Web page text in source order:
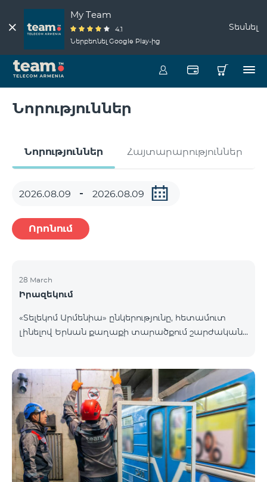
My Team
4.1
Ներբեռնել Google Play-ից
Տեսնել
Նորություններ
Նորություններ Հայտարարություններ
Որոնում
28 March
Իրազեկում
«Տելեկոմ Արմենիա» ընկերությունը, հետամուտ
լինելով Երևան քաղաքի տարածքում շարժական
տեղակայել հենասյունային տիպի կայմ Երևան
քաղաքի Նոր-Նորք վարչական շրջանի
Բագրևանդ փողոցի Ինժեներական թաղամասին
հարող հատվածում։ Տեղակայվող շարժական
կապի կայանի էսքիզային նախագծին կարող եք
ծանոթանալ այստեղ։ Հարցերի դեպքում խնդրում
ենք զանգահարել «Տելեկոմ Արմենիա»
ընկերության +374-10-410410 հեռխոսահամար